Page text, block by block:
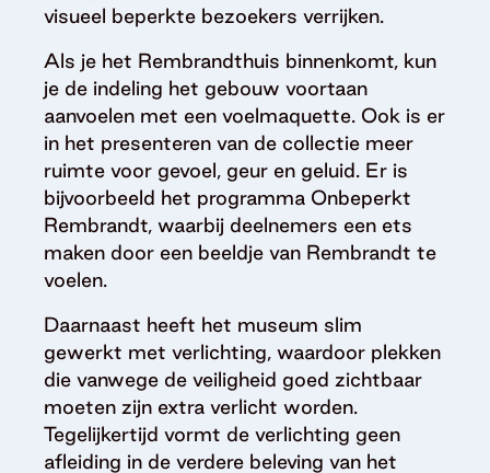
visueel beperkte bezoekers verrijken.
Als je het Rembrandthuis binnenkomt, kun
je de indeling het gebouw voortaan
aanvoelen met een voelmaquette. Ook is er
in het presenteren van de collectie meer
ruimte voor gevoel, geur en geluid. Er is
bijvoorbeeld het programma Onbeperkt
Rembrandt, waarbij deelnemers een ets
maken door een beeldje van Rembrandt te
voelen.
Daarnaast heeft het museum slim
gewerkt met verlichting, waardoor plekken
die vanwege de veiligheid goed zichtbaar
moeten zijn extra verlicht worden.
Tegelijkertijd vormt de verlichting geen
afleiding in de verdere beleving van het